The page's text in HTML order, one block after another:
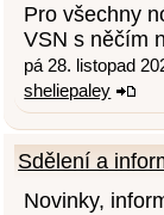
Pro všechny
VSN s něčím
pá 28. listopad
sheliepaley
Sdělení a
Novinky,